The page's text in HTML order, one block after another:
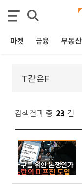
마켓 금융 부동산
검색결과 총 23 건